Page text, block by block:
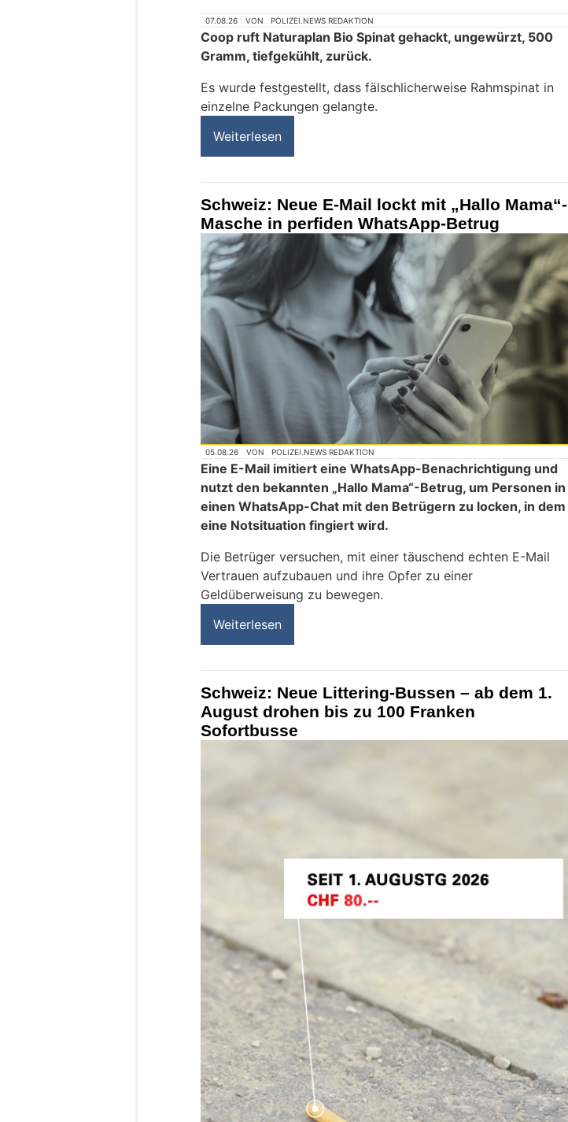
07.08.26 VON POLIZEI.NEWS REDAKTION
Coop ruft Naturaplan Bio Spinat gehackt, ungewürzt, 500
Gramm, tiefgekühlt, zurück.
Es wurde festgestellt, dass fälschlicherweise Rahmspinat in
einzelne Packungen gelangte.
Weiterlesen
Schweiz: Neue E-Mail lockt mit „Hallo Mama“-
Masche in perfiden WhatsApp-Betrug
05.08.26 VON POLIZEI.NEWS REDAKTION
Eine E-Mail imitiert eine WhatsApp-Benachrichtigung und
nutzt den bekannten „Hallo Mama“-Betrug, um Personen in
einen WhatsApp-Chat mit den Betrügern zu locken, in dem
eine Notsituation fingiert wird.
Die Betrüger versuchen, mit einer täuschend echten E-Mail
Vertrauen aufzubauen und ihre Opfer zu einer
Geldüberweisung zu bewegen.
Weiterlesen
Schweiz: Neue Littering-Bussen – ab dem 1.
August drohen bis zu 100 Franken
Sofortbusse